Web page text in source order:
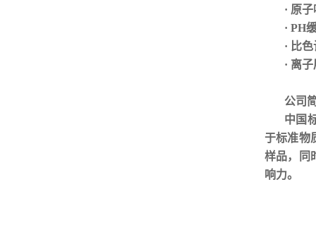
· 原
· PH
· 比
· 离
公司
中国
于标准物
样品，同
响力。